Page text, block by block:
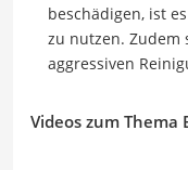
beschädigen, ist
zu nutzen. Zudem
aggressiven
Videos zum Thema